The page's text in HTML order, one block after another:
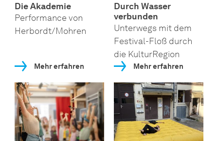
Die Akademie
Performance von
Herbordt/Mohren
Mehr erfahren
Durch Wasser
verbunden
Unterwegs mit dem
Festival-Floß durch
die KulturRegion
Mehr erfahren